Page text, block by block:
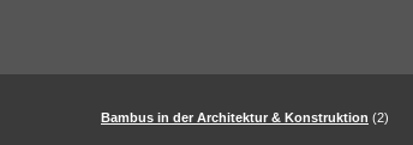
Bambus in der Architektur & Konstruktion (2)